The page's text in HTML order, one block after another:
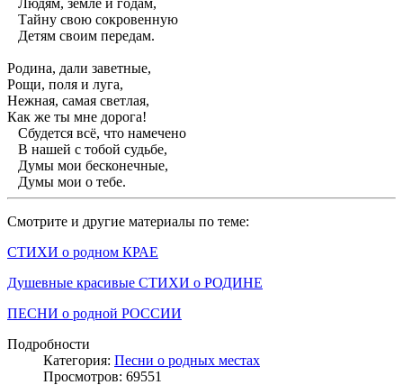
Тайну свою сокровенную
Детям своим передам.
Родина, дали заветные,
Рощи, поля и луга,
Нежная, самая светлая,
Как же ты мне дорога!
Сбудется всё, что намечено
В нашей с тобой судьбе,
Думы мои бесконечные,
Думы мои о тебе.
Смотрите и другие материалы по теме:
СТИХИ о родном КРАЕ
Душевные красивые СТИХИ о РОДИНЕ
ПЕСНИ о родной РОССИИ
Подробности
Категория: Песни о родных местах
Просмотров: 69551